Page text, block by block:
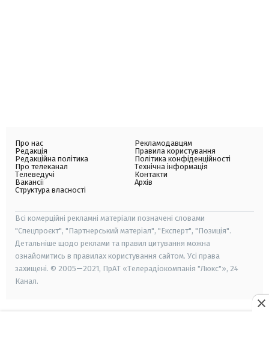
Про нас
Редакція
Редакційна політика
Про телеканал
Телеведучі
Вакансії
Структура власності
Рекламодавцям
Правила користування
Політика конфіденційності
Технічна інформація
Контакти
Архів
Всі комерційні рекламні матеріали позначені словами
"Спецпроєкт", "Партнерський матеріал", "Експерт", "Позиція".
Детальніше щодо реклами та правил цитування можна
ознайомитись в правилах користування сайтом. Усі права
захищені. © 2005—2021, ПрАТ «Телерадіокомпанія "Люкс"», 24
Канал.